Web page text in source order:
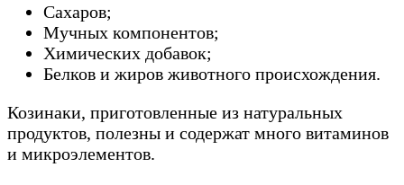
Сахаров;
Мучных компонентов;
Химических добавок;
Белков и жиров животного происхождения.
Козинаки, приготовленные из натуральных
продуктов, полезны и содержат много витаминов
и микроэлементов.